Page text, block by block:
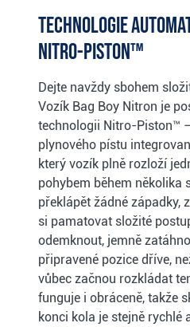
Technologie
Nitro-Piston™
Dejte navždy sbohem
Vozík Bag Boy Nitron je
technologii Nitro-Piston™
plynového pístu
který vozík plně rozloží
pohybem během několika
překlápět žádné západky,
si pamatovat složité
odemknout, jemně
připravené pozice dříve,
vůbec začnou rozkládat
funguje i obráceně, takže
konci kola je stejně rychlé